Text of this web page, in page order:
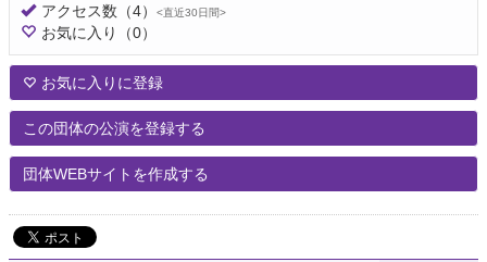
アクセス数 （4） <直近30日間>
お気に入り （0）
お気に入りに登録
この団体の公演を登録する
団体WEBサイトを作成する